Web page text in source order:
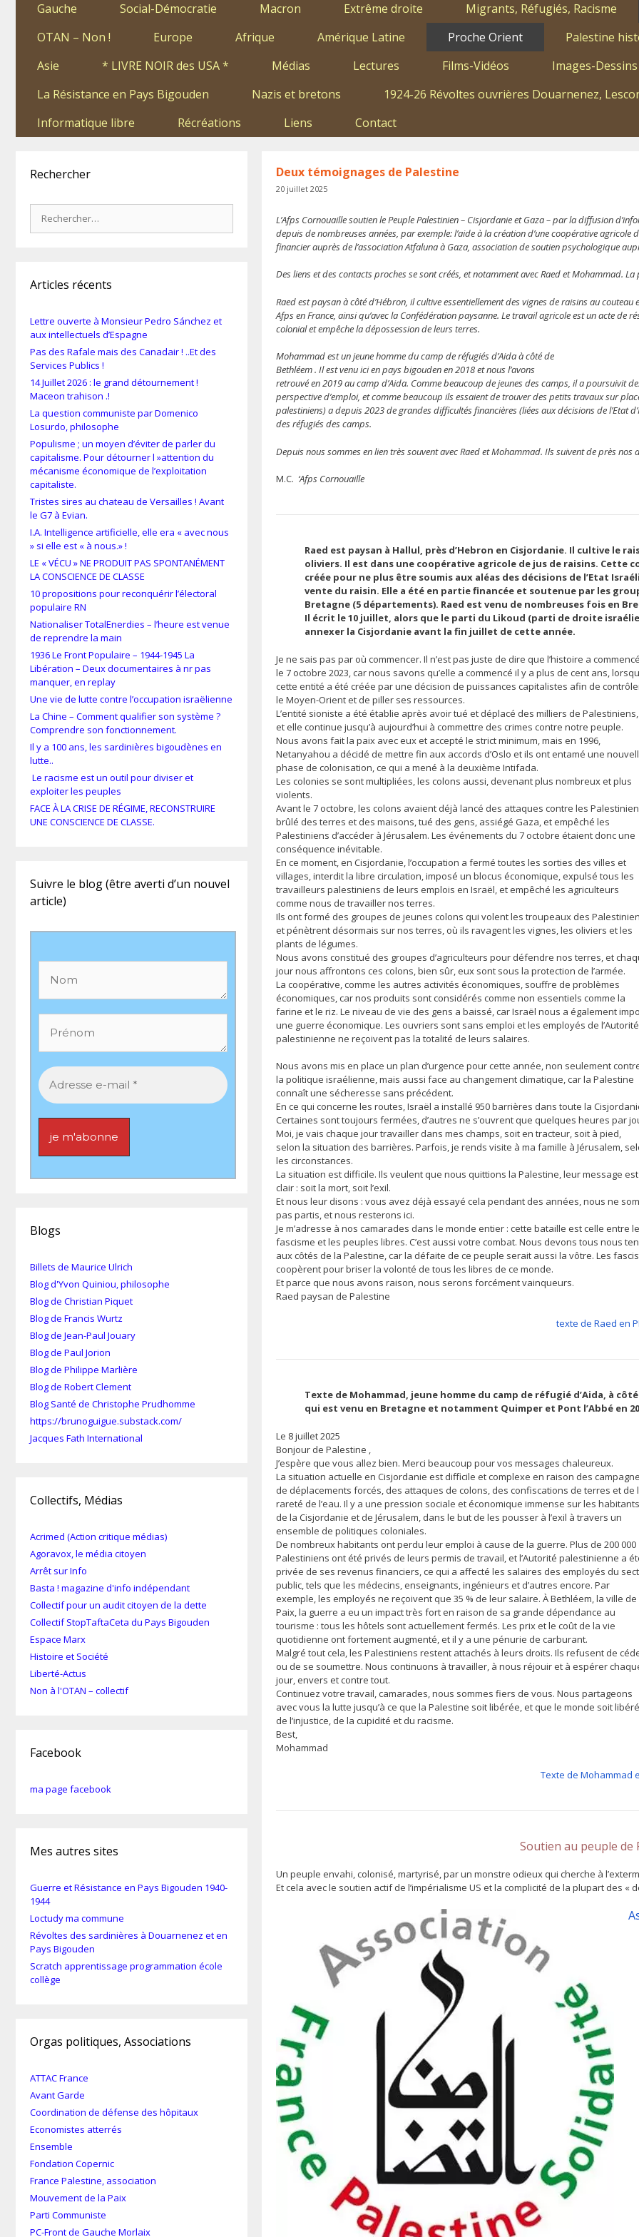
Gauche
Social-Démocratie Macron Extrême droite Migrants, Réfugiés, Racisme
OTAN – Non !
Europe Afrique Amérique Latine Proche Orient Palestine
Asie
* LIVRE NOIR des USA * Médias Lectures Films-Vidéos Images-Dessins
La Résistance en Pays Bigouden
Nazis et bretons 1924-26 Révoltes ouvrières Douarnenez,
Informatique libre
Récréations Liens Contact
Deux témoignages de Palestine
20 juillet 2025
L’Afps Cornouaille soutien le Peuple Palestinien – Cisjordanie et Gaza – par la diffusion
depuis de nombreuses années, par exemple: l’aide à la création d’une coopérative
financier auprès de l’association Atfaluna à Gaza, association de soutien psychologique
Des liens et des contacts proches se sont créés, et notamment avec Raed et Mohammad.
Raed est paysan à côté d’Hébron, il cultive essentiellement des vignes de raisins au
Afps en France, ainsi qu’avec la Confédération paysanne. Le travail agricole est un acte de
colonial et empêche la dépossession de leurs terres.
Mohammad est un jeune homme du camp de réfugiés d’Aida à côté de
Bethléem . Il est venu ici en pays bigouden en 2018 et nous l’avons
retrouvé en 2019 au camp d’Aida. Comme beaucoup de jeunes des camps, il a poursuivit
perspective d’emploi, et comme beaucoup ils essaient de trouver des petits travaux sur
palestiniens) a depuis 2023 de grandes difficultés financières (liées aux décisions de l’Etat
des réfugiés des camps.
Depuis nous sommes en lien très souvent avec Raed et Mohammad. Ils suivent de près nos
M.C. ‘Afps Cornouaille
Raed est paysan à Hallul, près d’Hebron en Cisjordanie. Il cultive le
oliviers. Il est dans une coopérative agricole de jus de raisins. Cette
créée pour ne plus être soumis aux aléas des décisions de l’Etat
vente du raisin. Elle a été en partie financée et soutenue par les
Bretagne (5 départements). Raed est venu de nombreuses fois en
Il écrit le 10 juillet, alors que le parti du Likoud (parti de droite
annexer la Cisjordanie avant la fin juillet de cette année.
Je ne sais pas par où commencer. Il n’est pas juste de dire que l’histoire a commencé
le 7 octobre 2023, car nous savons qu’elle a commencé il y a plus de cent ans,
cette entité a été créée par une décision de puissances capitalistes afin de
le Moyen-Orient et de piller ses ressources.
L’entité sioniste a été établie après avoir tué et déplacé des milliers de Palestiniens,
et elle continue jusqu’à aujourd’hui à commettre des crimes contre notre peuple.
Nous avons fait la paix avec eux et accepté le strict minimum, mais en 1996,
Netanyahou a décidé de mettre fin aux accords d’Oslo et ils ont entamé une
phase de colonisation, ce qui a mené à la deuxième Intifada.
Les colonies se sont multipliées, les colons aussi, devenant plus nombreux et plus
violents.
Avant le 7 octobre, les colons avaient déjà lancé des attaques contre les
brûlé des terres et des maisons, tué des gens, assiégé Gaza, et empêché les
Palestiniens d’accéder à Jérusalem. Les événements du 7 octobre étaient donc une
conséquence inévitable.
En ce moment, en Cisjordanie, l’occupation a fermé toutes les sorties des villes et
villages, interdit la libre circulation, imposé un blocus économique, expulsé tous les
travailleurs palestiniens de leurs emplois en Israël, et empêché les agriculteurs
comme nous de travailler nos terres.
Ils ont formé des groupes de jeunes colons qui volent les troupeaux des
et pénètrent désormais sur nos terres, où ils ravagent les vignes, les oliviers et les
plants de légumes.
Nous avons constitué des groupes d’agriculteurs pour défendre nos terres, et
jour nous affrontons ces colons, bien sûr, eux sont sous la protection de l’armée.
La coopérative, comme les autres activités économiques, souffre de problèmes
économiques, car nos produits sont considérés comme non essentiels comme la
farine et le riz. Le niveau de vie des gens a baissé, car Israël nous a également
une guerre économique. Les ouvriers sont sans emploi et les employés de l’Autorité
palestinienne ne reçoivent pas la totalité de leurs salaires.
Nous avons mis en place un plan d’urgence pour cette année, non seulement
la politique israélienne, mais aussi face au changement climatique, car la Palestine
connaît une sécheresse sans précédent.
En ce qui concerne les routes, Israël a installé 950 barrières dans toute la
Certaines sont toujours fermées, d’autres ne s’ouvrent que quelques heures par
Moi, je vais chaque jour travailler dans mes champs, soit en tracteur, soit à pied,
selon la situation des barrières. Parfois, je rends visite à ma famille à Jérusalem,
les circonstances.
La situation est difficile. Ils veulent que nous quittions la Palestine, leur message est
clair : soit la mort, soit l’exil.
Et nous leur disons : vous avez déjà essayé cela pendant des années, nous ne
pas partis, et nous resterons ici.
Je m’adresse à nos camarades dans le monde entier : cette bataille est celle entre le
fascisme et les peuples libres. C’est aussi votre combat. Nous devons tous nous
aux côtés de la Palestine, car la défaite de ce peuple serait aussi la vôtre. Les
coopèrent pour briser la volonté de tous les libres de ce monde.
Et parce que nous avons raison, nous serons forcément vainqueurs.
Raed paysan de Palestine
texte de Raed en
Texte de Mohammad, jeune homme du camp de réfugié d’Aida, à
qui est venu en Bretagne et notamment Quimper et Pont l’Abbé en
Le 8 juillet 2025
Bonjour de Palestine ,
J’espère que vous allez bien. Merci beaucoup pour vos messages chaleureux.
La situation actuelle en Cisjordanie est difficile et complexe en raison des
de déplacements forcés, des attaques de colons, des confiscations de terres et de
rareté de l’eau. Il y a une pression sociale et économique immense sur les habitants
de la Cisjordanie et de Jérusalem, dans le but de les pousser à l’exil à travers un
ensemble de politiques coloniales.
De nombreux habitants ont perdu leur emploi à cause de la guerre. Plus de 200 000
Palestiniens ont été privés de leurs permis de travail, et l’Autorité palestinienne a
privée de ses revenus financiers, ce qui a affecté les salaires des employés du
public, tels que les médecins, enseignants, ingénieurs et d’autres encore. Par
exemple, les employés ne reçoivent que 35 % de leur salaire. À Bethléem, la ville de
Paix, la guerre a eu un impact très fort en raison de sa grande dépendance au
tourisme : tous les hôtels sont actuellement fermés. Les prix et le coût de la vie
quotidienne ont fortement augmenté, et il y a une pénurie de carburant.
Malgré tout cela, les Palestiniens restent attachés à leurs droits. Ils refusent de
ou de se soumettre. Nous continuons à travailler, à nous réjouir et à espérer
jour, envers et contre tout.
Continuez votre travail, camarades, nous sommes fiers de vous. Nous partageons
avec vous la lutte jusqu’à ce que la Palestine soit libérée, et que le monde soit libéré
de l’injustice, de la cupidité et du racisme.
Best,
Mohammad
Texte de Mohammad
Soutien au peuple de
Un peuple envahi, colonisé, martyrisé, par un monstre odieux qui cherche à
Et cela avec le soutien actif de l’impérialisme US et la complicité de la plupart des «
Rechercher
Articles récents
Lettre ouverte à Monsieur Pedro Sánchez et
aux intellectuels d’Espagne
Pas des Rafale mais des Canadair ! ..Et des
Services Publics !
14 Juillet 2026 : le grand détournement !
Maceon trahison .!
La question communiste par Domenico
Losurdo, philosophe
Populisme ; un moyen d’éviter de parler du
capitalisme. Pour détourner l »attention du
mécanisme économique de l’exploitation
capitaliste.
Tristes sires au chateau de Versailles ! Avant
le G7 à Evian.
I.A. Intelligence artificielle, elle era « avec nous
» si elle est « à nous.» !
LE « VÉCU » NE PRODUIT PAS SPONTANÉMENT
LA CONSCIENCE DE CLASSE
10 propositions pour reconquérir l’électoral
populaire RN
Nationaliser TotalEnerdies – l’heure est venue
de reprendre la main
1936 Le Front Populaire – 1944-1945 La
Libération – Deux documentaires à nr pas
manquer, en replay
Une vie de lutte contre l’occupation israëlienne
La Chine – Comment qualifier son système ?
Comprendre son fonctionnement.
Il y a 100 ans, les sardinières bigoudènes en
lutte..
Le racisme est un outil pour diviser et
exploiter les peuples
FACE À LA CRISE DE RÉGIME, RECONSTRUIRE
UNE CONSCIENCE DE CLASSE.
Suivre le blog (être averti d’un nouvel
article)
Blogs
Billets de Maurice Ulrich
Blog d'Yvon Quiniou, philosophe
Blog de Christian Piquet
Blog de Francis Wurtz
Blog de Jean-Paul Jouary
Blog de Paul Jorion
Blog de Philippe Marlière
Blog de Robert Clement
Blog Santé de Christophe Prudhomme
https://brunoguigue.substack.com/
Jacques Fath International
Collectifs, Médias
Acrimed (Action critique médias)
Agoravox, le média citoyen
Arrêt sur Info
Basta ! magazine d'info indépendant
Collectif pour un audit citoyen de la dette
Collectif StopTaftaCeta du Pays Bigouden
Espace Marx
Histoire et Société
Liberté-Actus
Non à l'OTAN – collectif
Facebook
ma page facebook
Mes autres sites
Guerre et Résistance en Pays Bigouden 1940-
1944
Loctudy ma commune
Révoltes des sardinières à Douarnenez et en
Pays Bigouden
Scratch apprentissage programmation école
collège
Orgas politiques, Associations
ATTAC France
Avant Garde
Coordination de défense des hôpitaux
Economistes atterrés
Ensemble
Fondation Copernic
France Palestine, association
Mouvement de la Paix
Parti Communiste
PC-Front de Gauche Morlaix